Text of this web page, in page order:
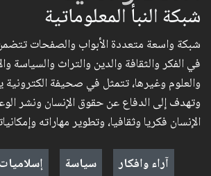
شبكة النبأ المعلوماتية
شبكة واسعة متعددة الأبواب والصفحات
في الفكر والثقافة والدين والتراث والسياسة
والعلوم وغيرها، تتمثل في صحيفة الكترونية
وتهدف إلى الدفاع عن حقوق الإنسان ونشر
الإنسان فكريا وثقافيا، وتطوير مهاراته
آراء وافكار
سياسة إسلاميات